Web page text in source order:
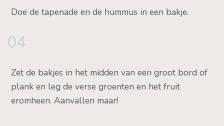
Doe de tapenade en de hummus in een bakje.
04
Zet de bakjes in het midden van een groot bord of
plank en leg de verse groenten en het fruit
eromheen. Aanvallen maar!